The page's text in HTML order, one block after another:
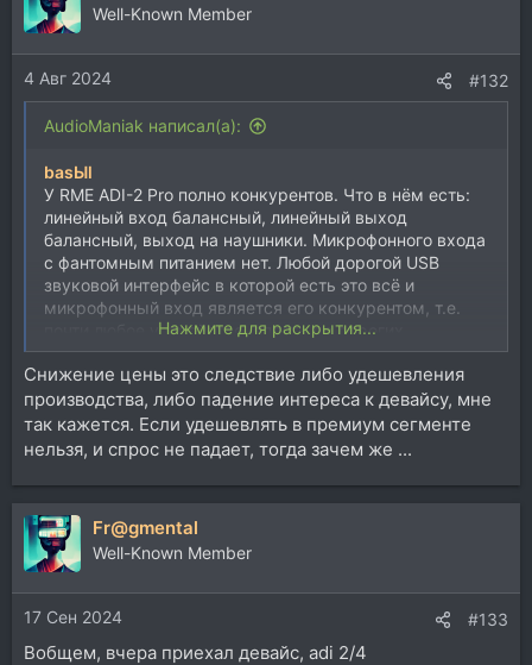
Well-Known Member
4 Авг 2024 #132
AudioManiak написал(а):
basЫl
У RME ADI-2 Pro полно конкурентов. Что в нём есть:
линейный вход балансный, линейный выход
балансный, выход на наушники. Микрофонного входа
с фантомным питанием нет. Любой дорогой USB
звуковой интерфейс в которой есть это всё и
микрофонный вход является его конкурентом, т.е.
почти любое устройство, вплоть до дорогих
китайских поделок, разница только в том кто на что
делает упор. Особенность RME ADI-2 Pro - мощный
ушник, возможно надёжность драйверов, больше
никаких особенностей нет.
Аналоги: абсолютно любой USB звуковой интерфейс
высокого уровня. Откройте любой интернет-магазин
звуковый интерфейсы, отсортируйте по цене дорого-
дёшево, всё что сверху конкуренты RME ADI-2 Pro.
Вот снижения цены до вменяемой действительно нет.
Нажмите для раскрытия...
Снижение цены это следствие либо удешевления
производства, либо падение интереса к девайсу, мне
так кажется. Если удешевлять в премиум сегменте
нельзя, и спрос не падает, тогда зачем же ...
Fr@gmental
Well-Known Member
17 Сен 2024 #133
Вобщем, вчера приехал девайс, adi 2/4